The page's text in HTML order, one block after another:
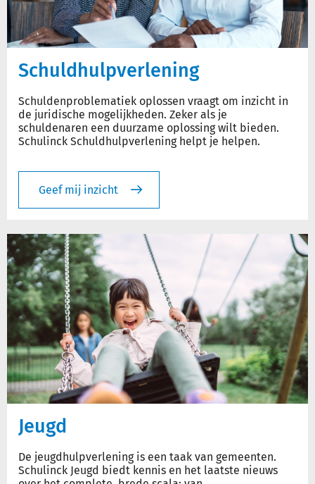
Schuldhulpverlening
Schuldenproblematiek oplossen vraagt om inzicht in
de juridische mogelijkheden. Zeker als je
schuldenaren een duurzame oplossing wilt bieden.
Schulinck Schuldhulpverlening helpt je helpen.
Geef mij inzicht
Jeugd
De jeugdhulpverlening is een taak van gemeenten.
Schulinck Jeugd biedt kennis en het laatste nieuws